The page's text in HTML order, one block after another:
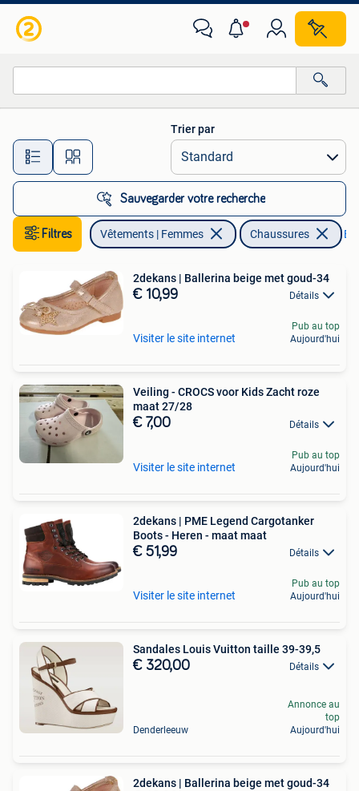
Toutes les distances…
Trier par
Sauvegarder votre recherche
Filtres Vêtements | Femmes Chaussures
2dekans | Ballerina beige met goud-34
€ 10,99 Détails
Visiter le site internet
Pub au top
Aujourd'hui
Veiling - CROCS voor Kids Zacht roze
maat 27/28
€ 7,00 Détails
Visiter le site internet
Pub au top
Aujourd'hui
2dekans | PME Legend Cargotanker
Boots - Heren - maat maat
€ 51,99 Détails
Visiter le site internet
Pub au top
Aujourd'hui
Sandales Louis Vuitton taille 39-39,5
€ 320,00 Détails
Denderleeuw
Annonce au
top
Aujourd'hui
2dekans | Ballerina beige met goud-34